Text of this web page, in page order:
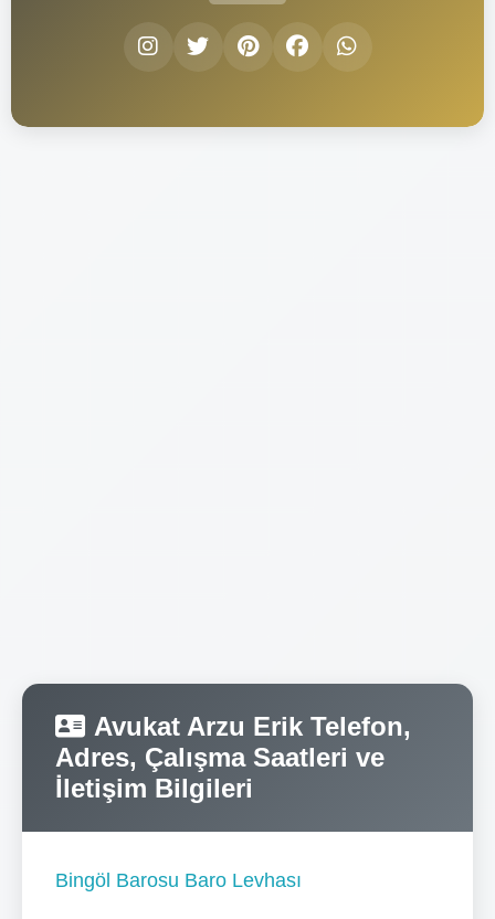
Avukat Arzu Erik Telefon,
Adres, Çalışma Saatleri ve
İletişim Bilgileri
Bingöl Barosu Baro Levhası